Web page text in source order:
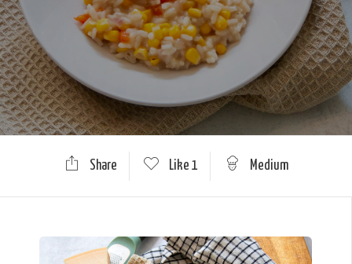
Share Like 1 Medium